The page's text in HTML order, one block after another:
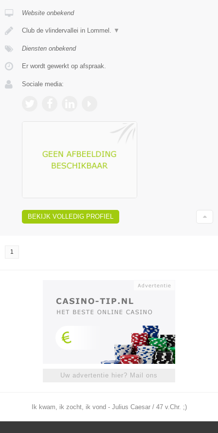
Website onbekend
Club de vlindervallei in Lommel. ▼
Diensten onbekend
Er wordt gewerkt op afspraak.
Sociale media:
BEKIJK VOLLEDIG PROFIEL
1
Uw advertentie hier? Mail ons
Ik kwam, ik zocht, ik vond - Julius Caesar / 47 v.Chr. ;)